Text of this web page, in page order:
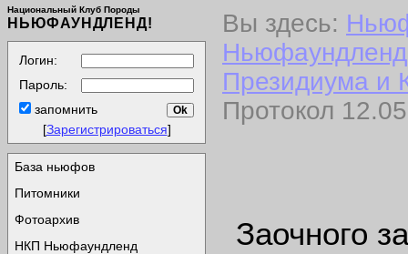
Национальный Клуб Породы
НЬЮФАУНДЛЕНД!
Логин:
Пароль:
запомнить
[Зарегистрироваться]
База ньюфов
Питомники
Фотоархив
НКП Ньюфаундленд
Вы здесь:
Ньюфаундленд
Президиума и
Протокол
Заочного